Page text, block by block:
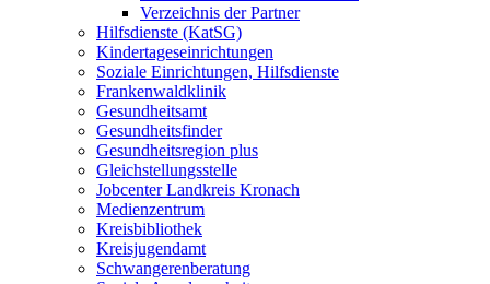
Verzeichnis der Partner
Hilfsdienste (KatSG)
Kindertageseinrichtungen
Soziale Einrichtungen, Hilfsdienste
Frankenwaldklinik
Gesundheitsamt
Gesundheitsfinder
Gesundheitsregion plus
Gleichstellungsstelle
Jobcenter Landkreis Kronach
Medienzentrum
Kreisbibliothek
Kreisjugendamt
Schwangerenberatung